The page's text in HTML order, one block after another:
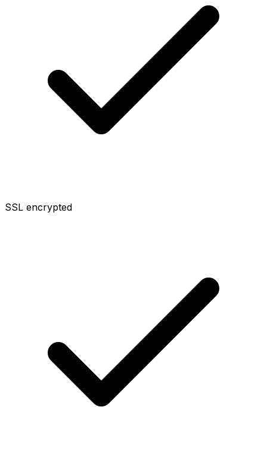
SSL encrypted